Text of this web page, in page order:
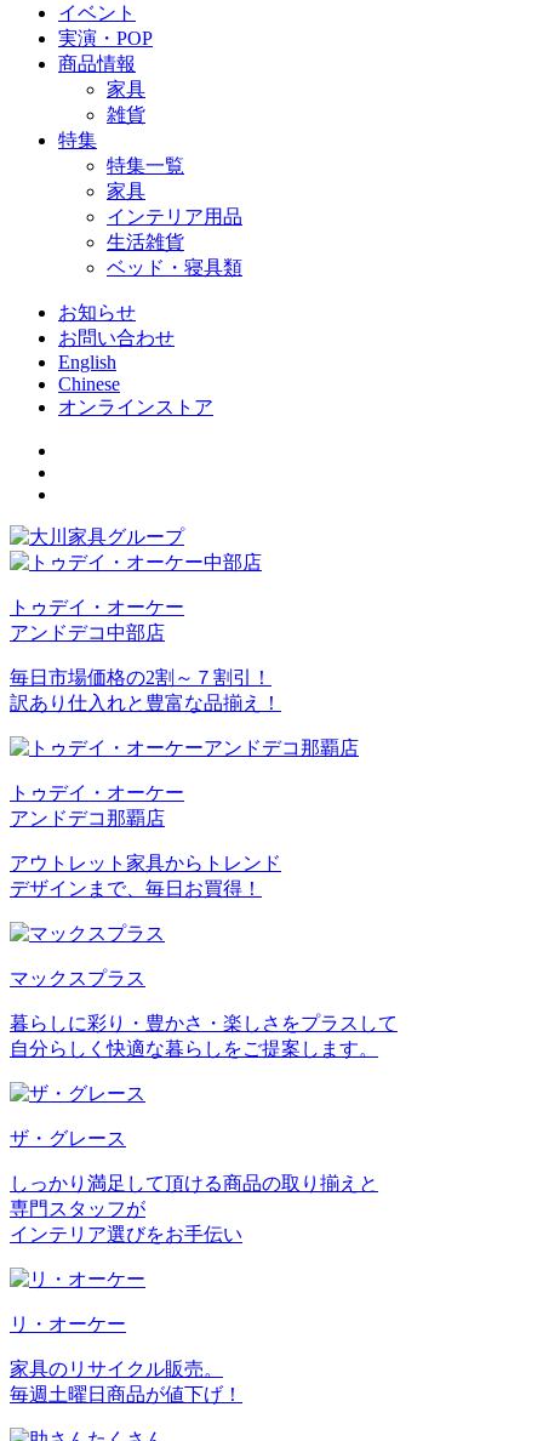
イベント
実演・POP
商品情報
家具
雑貨
特集
特集一覧
家具
インテリア用品
生活雑貨
ベッド・寝具類
お知らせ
お問い合わせ
English
Chinese
オンラインストア
トゥデイ・オーケー
アンドデコ中部店
毎日市場価格の2割～７割引！
訳あり仕入れと豊富な品揃え！
トゥデイ・オーケー
アンドデコ那覇店
アウトレット家具からトレンド
デザインまで、毎日お買得！
マックスプラス
暮らしに彩り・豊かさ・楽しさをプラスして
自分らしく快適な暮らしをご提案します。
ザ・グレース
しっかり満足して頂ける商品の取り揃えと
専門スタッフが
インテリア選びをお手伝い
リ・オーケー
家具のリサイクル販売。
毎週土曜日商品が値下げ！